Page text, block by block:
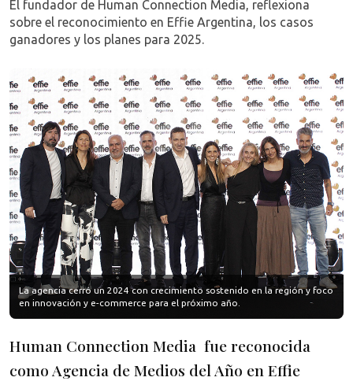
El fundador de Human Connection Media, reflexiona
sobre el reconocimiento en Effie Argentina, los casos
ganadores y los planes para 2025.
La agencia cerró un 2024 con crecimiento sostenido en la región y foco
en innovación y e-commerce para el próximo año.
Human Connection Media fue reconocida
como Agencia de Medios del Año en Effie